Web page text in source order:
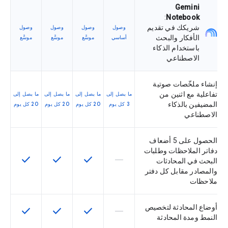
‫Gemini
Notebook
:
شريكك في تقديم
الأفكار والبحث
باستخدام الذكاء
الاصطناعي
وصول
أساسي
وصول
موسَّع
وصول
موسَّع
وصول
موسَّع
إنشاء ملخّصات صوتية
تفاعلية مع اثنين من
المضيفين بالذكاء
الاصطناعي
ما يصل إلى
3 كل يوم
ما يصل إلى
20 كل يوم
ما يصل إلى
20 كل يوم
ما يصل إلى
20 كل يوم
الحصول على 5 أضعاف
دفاتر الملاحظات وطلبات
البحث في المحادثات
والمصادر مقابل كل دفتر
ملاحظات
لا تتوفّر هذه الميزة لرمز التخزين
horizontal_rule تتوفّر هذه الميزة لرمز
check تتوفّر هذه الميزة
check تتوفّر
check
أوضاع المحادثة لتخصيص
النمط ومدة المحادثة
لا تتوفّر هذه الميزة لرمز التخزين
horizontal_rule تتوفّر هذه الميزة لرمز
check تتوفّر هذه الميزة
check تتوفّر
check